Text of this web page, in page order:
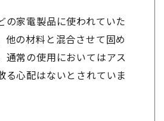
の家電製品に使われていた
他の材料と混合させて固め
通常の使用においてはアス
る心配はないとされていま